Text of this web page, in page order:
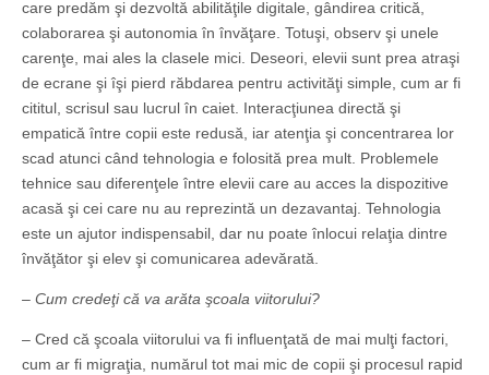
care predăm şi dezvoltă abilităţile digitale, gândirea critică,
colaborarea şi autonomia în învăţare. Totuşi, observ şi unele
carenţe, mai ales la clasele mici. Deseori, elevii sunt prea atraşi
de ecrane şi îşi pierd răbdarea pentru activităţi simple, cum ar fi
cititul, scrisul sau lucrul în caiet. Interacţiunea directă şi
empatică între copii este redusă, iar atenţia şi concentrarea lor
scad atunci când tehnologia e folosită prea mult. Problemele
tehnice sau diferenţele între elevii care au acces la dispozitive
acasă şi cei care nu au reprezintă un dezavantaj. Tehnologia
este un ajutor indispensabil, dar nu poate înlocui relaţia dintre
învăţător şi elev şi comunicarea adevărată.
– Cum credeţi că va arăta şcoala viitorului?
– Cred că şcoala viitorului va fi influenţată de mai mulţi factori,
cum ar fi migraţia, numărul tot mai mic de copii şi procesul rapid